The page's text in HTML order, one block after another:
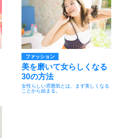
ファッション
美を磨いて女らしくなる
30の方法
女性らしい雰囲気とは、まず美しくなる
ことから始まる。